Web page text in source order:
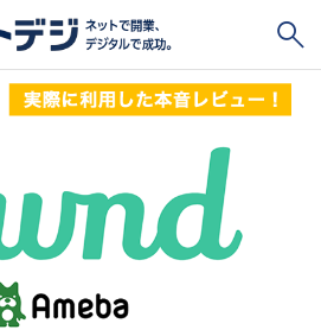
BASE STORES
無料ネットショップ
Air ビジネスツールズ